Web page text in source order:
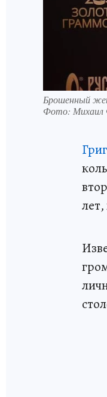
Брошенный
Фото: